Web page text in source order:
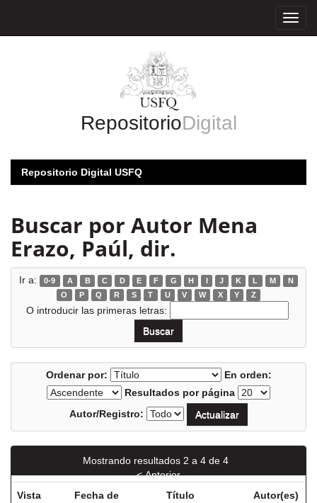
RepositorioDigital
Repositorio Digital USFQ
Buscar por Autor Mena
Erazo, Paúl, dir.
Ir a: 0-9 A B C D E F G H I J K L M
N
O
P Q R S T U V W X Y Z
O introducir las primeras letras:
Ordenar por:
En orden:
Resultados por página
Autor/Registro:
Mostrando resultados 2 a 4 de 4
< Anterior
Vista
Fecha de
Título Autor(es)